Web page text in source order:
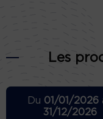
Les
Du 01/01/2026
31/12/2026